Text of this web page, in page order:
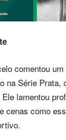
comentou
na Série Prata,
lamentou
cenas como